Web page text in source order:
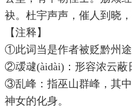
袂。杜宇声声，催人到晓，
【注释】
①此词当是作者被贬黔州途
②叆叇(àidài)：形容浓云蔽
③乱峰：指巫山群峰，其
神女的化身。